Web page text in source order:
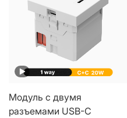
Модуль с двумя
разъемами USB-C